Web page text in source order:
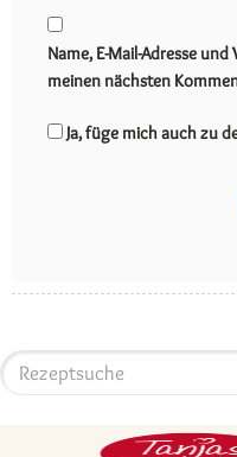
Name, E-Mail-Adresse
meinen nächsten
Ja, füge mich auch zu